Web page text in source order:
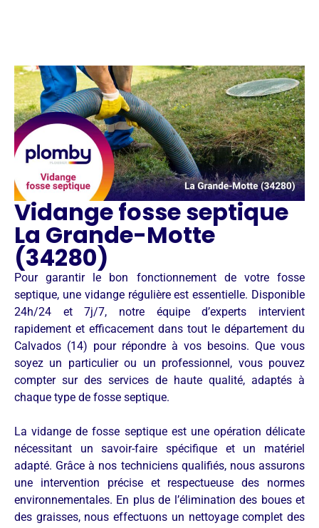
Vidange fosse septique
La Grande-Motte
(34280)
Pour garantir le bon fonctionnement de votre fosse
septique, une vidange régulière est essentielle. Disponible
24h/24 et 7j/7, notre équipe d’experts intervient
rapidement et efficacement dans tout le département du
Calvados (14) pour répondre à vos besoins. Que vous
soyez un particulier ou un professionnel, vous pouvez
compter sur des services de haute qualité, adaptés à
chaque type de fosse septique.
La vidange de fosse septique est une opération délicate
nécessitant un savoir-faire spécifique et un matériel
adapté. Grâce à nos techniciens qualifiés, nous assurons
une intervention précise et respectueuse des normes
environnementales. En plus de l’élimination des boues et
des graisses, nous effectuons un nettoyage complet des